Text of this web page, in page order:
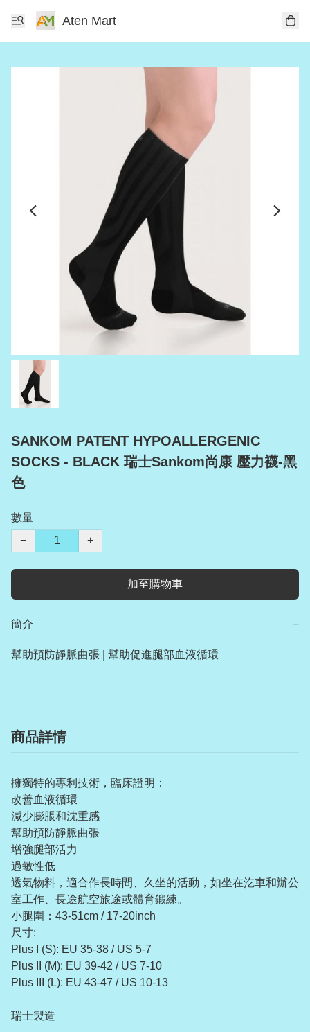
Aten Mart
SANKOM PATENT HYPOALLERGENIC
SOCKS - BLACK 瑞士Sankom尚康 壓力襪-黑
色
數量
−
+
加至購物車
簡介 −
幫助預防靜脈曲張 | 幫助促進腿部血液循環
商品詳情
擁獨特的專利技術，臨床證明：
改善血液循環
減少膨脹和沈重感
幫助預防靜脈曲張
增強腿部活力
過敏性低
透氣物料，適合作長時間、久坐的活動，如坐在汔車和辦公
室工作、長途航空旅途或體育鍛練。
小腿圍：43-51cm / 17-20inch
尺寸:
Plus I (S): EU 35-38 / US 5-7
Plus II (M): EU 39-42 / US 7-10
Plus III (L): EU 43-47 / US 10-13
瑞士製造